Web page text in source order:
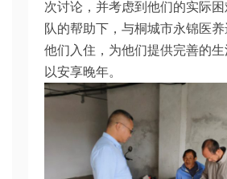
次讨论，并考虑到他们的实际
队的帮助下，与桐城市永锦医
他们入住，为他们提供完善的生
以安享晚年。